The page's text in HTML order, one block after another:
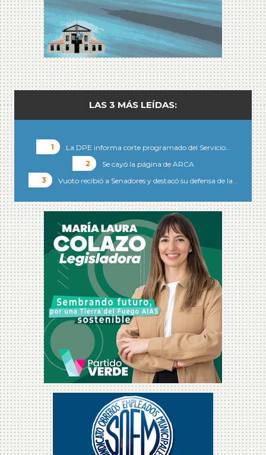
LAS 3 MÁS LEÍDAS:
La DPE informa corte programado del Servicio…
Se cayó la página de ARCA
Vuoto recibió a Senadores y destacó su defensa de la…